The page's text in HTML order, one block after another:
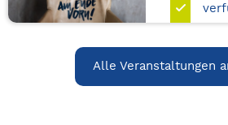
Alle Veranstaltungen